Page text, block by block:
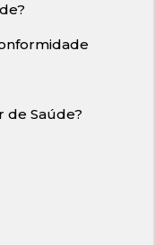
de Saúde?